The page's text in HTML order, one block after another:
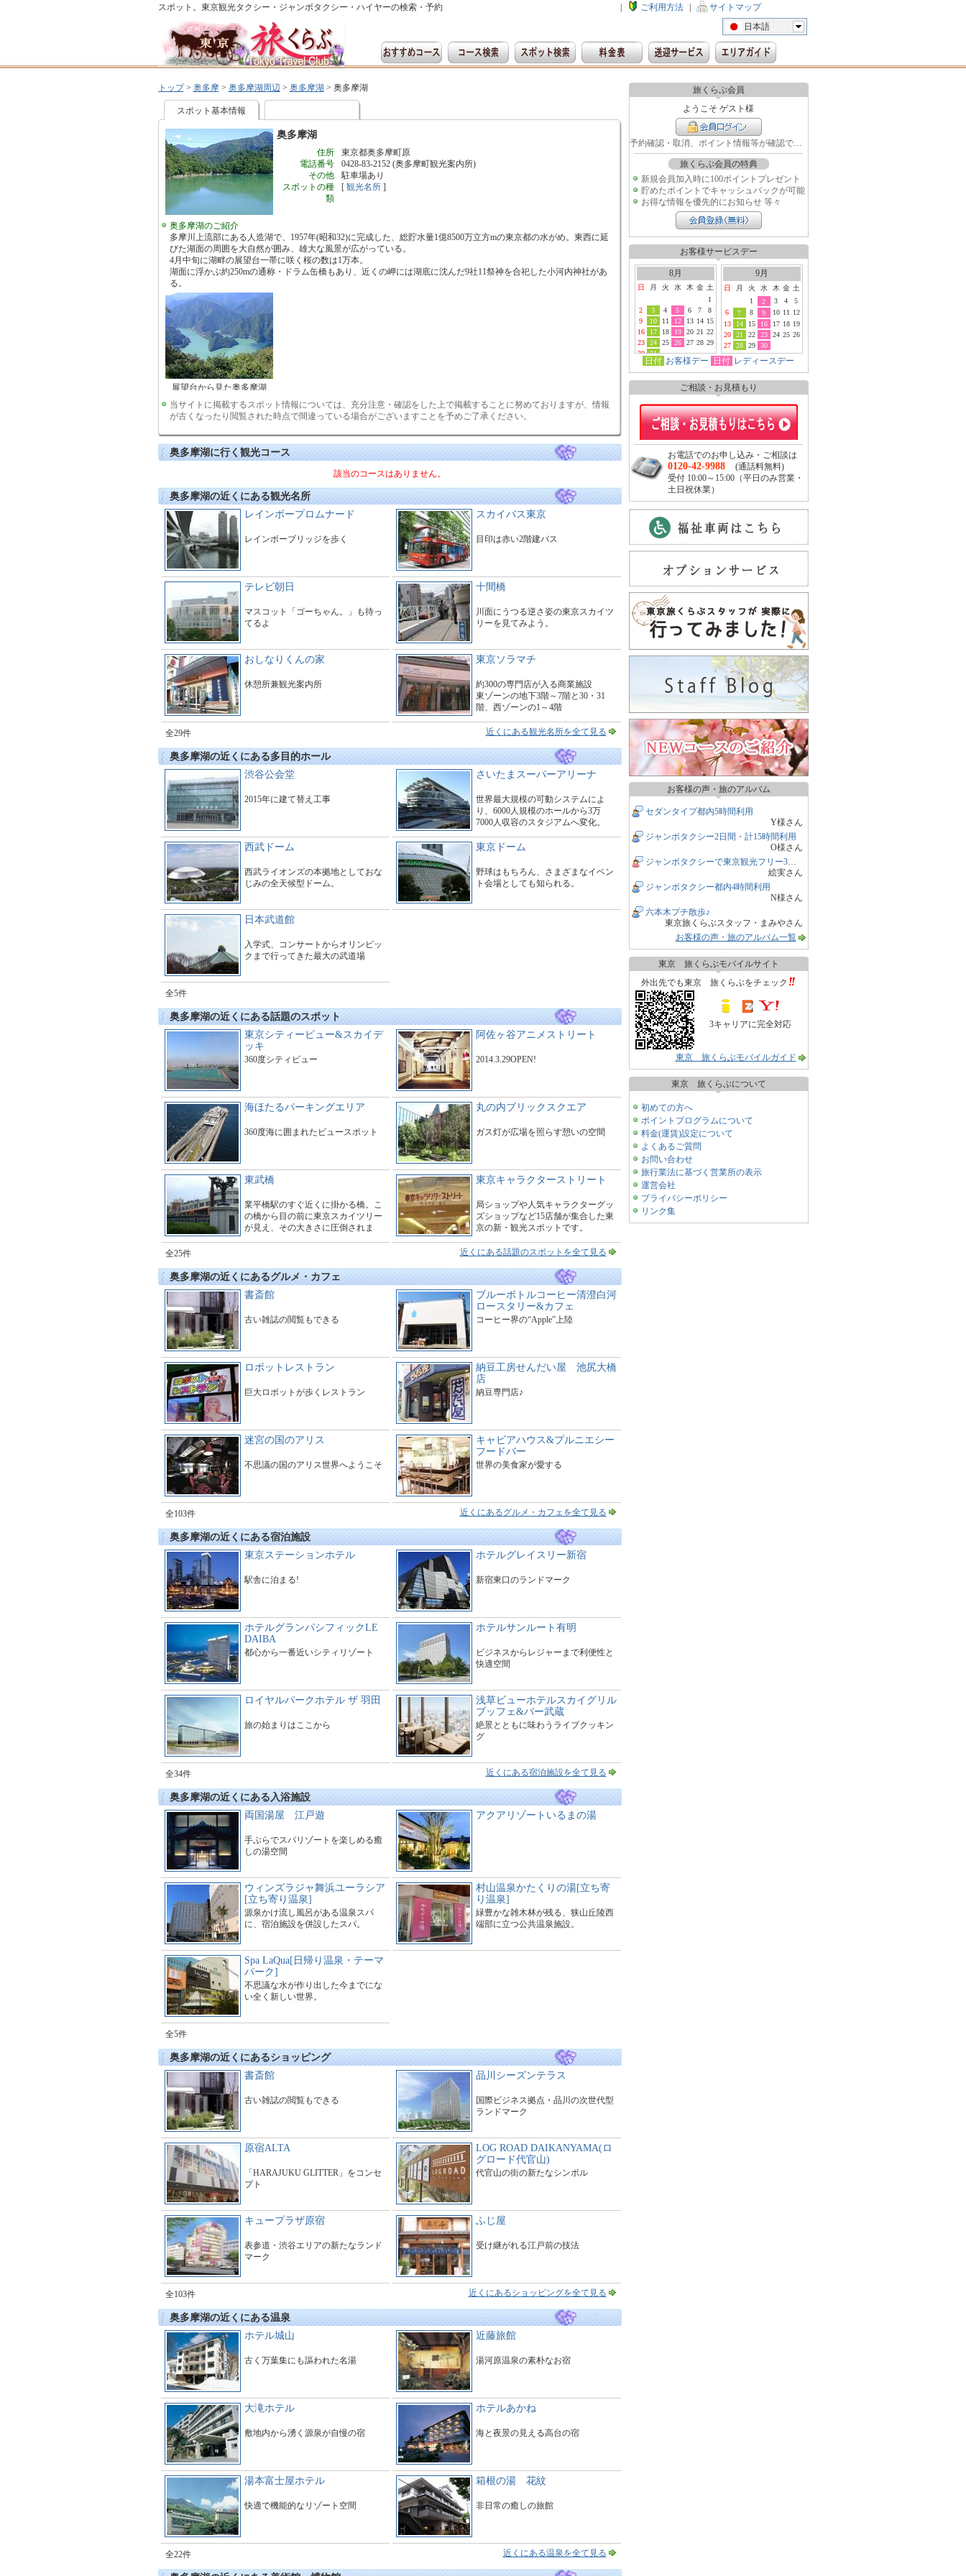
スポット。東京観光タクシー・ジャンボタクシー・ハイヤーの検索・予約 ご利用方法
サイトマップ
日本語
トップ> 奥多摩> 奥多摩湖周辺 > 奥多摩湖 > 奥多摩湖
スポット基本情報
奥多摩湖
住所
東京都奥多摩町原
電話番号
0428-83-2152 (奥多摩町観光案内所)
その他
駐車場あり
スポットの種
類
[ 観光名所]
奥多摩湖のご紹介
多摩川上流部にある人造湖で、1957年(昭和32)に完成した、総貯水量1億8500万立方mの東京都の水がめ。東西に延
びた湖面の周囲を大自然が囲み、雄大な風景が広がっている。
4月中旬に湖畔の展望台一帯に咲く桜の数は1万本。
湖面に浮かぶ約250mの通称・ドラム缶橋もあり、近くの岬には湖底に沈んだ9社11祭神を合祀した小河内神社があ
る。
展望台から見た奥多摩湖
当サイトに掲載するスポット情報については、充分注意・確認をした上で掲載することに努めておりますが、情報
が古くなったり閲覧された時点で間違っている場合がございますことを予めご了承ください。
奥多摩湖に行く観光コース
該当のコースはありません。
奥多摩湖の近くにある観光名所
レインボープロムナード
レインボーブリッジを歩く
スカイバス東京
目印は赤い2階建バス
テレビ朝日
マスコット「ゴーちゃん。」も待っ
てるよ
十間橋
川面にうつる逆さ姿の東京スカイツ
リーを見てみよう。
おしなりくんの家
休憩所兼観光案内所
東京ソラマチ
約300の専門店が入る商業施設
東ゾーンの地下3階～7階と30・31
階、西ゾーンの1～4階
設。
全29件 近くにある観光名所を全て見る
奥多摩湖の近くにある多目的ホール
渋谷公会堂
2015年に建て替え工事
さいたまスーパーアリーナ
世界最大規模の可動システムによ
り、6000人規模のホールから3万
7000人収容のスタジアムへ変化。
西武ドーム
西武ライオンズの本拠地としておな
じみの全天候型ドーム。
東京ドーム
野球はもちろん、さまざまなイベン
ト会場としても知られる。
日本武道館
入学式、コンサートからオリンピッ
クまで行ってきた最大の武道場
全5件
奥多摩湖の近くにある話題のスポット
東京シティービュー&スカイデ
ッキ
360度シティビュー
阿佐ヶ谷アニメストリート
2014.3.29OPEN!
海ほたるパーキングエリア
360度海に囲まれたビュースポット
丸の内ブリックスクエア
ガス灯が広場を照らす憩いの空間
東武橋
業平橋駅のすぐ近くに掛かる橋。こ
の橋から目の前に東京スカイツリー
が見え、その大きさに圧倒されま
東京キャラクターストリート
局ショップや人気キャラクターグッ
ズショップなど15店舗が集合した東
京の新・観光スポットです。
全25件 近くにある話題のスポットを全て見る
奥多摩湖の近くにあるグルメ・カフェ
書斎館
古い雑誌の閲覧もできる
ブルーボトルコーヒー清澄白河
ロースタリー&カフェ
コーヒー界の“Apple”上陸
ロボットレストラン
巨大ロボットが歩くレストラン
納豆工房せんだい屋 池尻大橋
店
納豆専門店♪
迷宮の国のアリス
不思議の国のアリス世界へようこそ
キャビアハウス&プルニエシー
フードバー
世界の美食家が愛する
全103件 近くにあるグルメ・カフェを全て見る
奥多摩湖の近くにある宿泊施設
東京ステーションホテル
駅舎に泊まる!
ホテルグレイスリー新宿
新宿東口のランドマーク
ホテルグランパシフィックLE
DAIBA
都心から一番近いシティリゾート
ホテルサンルート有明
ビジネスからレジャーまで利便性と
快適空間
ロイヤルパークホテル ザ 羽田
旅の始まりはここから
浅草ビューホテルスカイグリル
ブッフェ&バー武蔵
絶景とともに味わうライブクッキン
グ
全34件 近くにある宿泊施設を全て見る
奥多摩湖の近くにある入浴施設
両国湯屋 江戸遊
手ぶらでスパリゾートを楽しめる癒
しの湯空間
アクアリゾートいるまの湯
ウィンズラジャ舞浜ユーラシア
[立ち寄り温泉]
源泉かけ流し風呂がある温泉スパ
に、宿泊施設を併設したスパ。
村山温泉かたくりの湯[立ち寄
り温泉]
緑豊かな雑木林が残る、狭山丘陵西
端部に立つ公共温泉施設。
Spa LaQua[日帰り温泉・テーマ
パーク]
不思議な水が作り出した今までにな
い全く新しい世界。
全5件
奥多摩湖の近くにあるショッピング
書斎館
古い雑誌の閲覧もできる
品川シーズンテラス
国際ビジネス拠点・品川の次世代型
ランドマーク
原宿ALTA
「HARAJUKU GLITTER」をコンセ
プト
LOG ROAD DAIKANYAMA(ロ
グロード代官山)
代官山の街の新たなシンボル
キュープラザ原宿
表参道・渋谷エリアの新たなランド
マーク
ふじ屋
受け継がれる江戸前の技法
全103件 近くにあるショッピングを全て見る
奥多摩湖の近くにある温泉
ホテル城山
古く万葉集にも謳われた名湯
近藤旅館
湯河原温泉の素朴なお宿
大滝ホテル
敷地内から湧く源泉が自慢の宿
ホテルあかね
海と夜景の見える高台の宿
湯本富士屋ホテル
快適で機能的なリゾート空間
箱根の湯 花紋
非日常の癒しの旅館
全22件 近くにある温泉を全て見る
旅くらぶ会員
ようこそ ゲスト様
予約確認・取消、ポイント情報等が確認できます
旅くらぶ会員の特典
新規会員加入時に100ポイントプレゼント
貯めたポイントでキャッシュバックが可能
お得な情報を優先的にお知らせ 等々
お客様サービスデー
8月
日 月 火 水 木 金 土
1
2
3 4 5 6 7
8
9
10 11 12 13 14 15
16
17 18 19 20 21 22
23
24 25 26 27 28 29
30
31
9月
日 月 火 水 木 金 土
1
2 3 4
5
6
7 8 9 10 11
12
13
14 15 16 17 18 19
20
21 22 23 24 25 26
27
28 29 30
日付 お客様デー 日付 レディースデー
ご相談・お見積もり
お電話でのお申し込み・ご相談は
0120-42-9988 (通話料無料)
受付 10:00～15:00（平日のみ営業・
土日祝休業）
お客様の声・旅のアルバム
セダンタイプ都内5時間利用
Y様さん
ジャンボタクシー2日間・計15時間利用
O様さん
ジャンボタクシーで東京観光フリー3時間
絵実さん
ジャンボタクシー都内4時間利用
N様さん
六本木プチ散歩♪
東京旅くらぶスタッフ・まみやさん
お客様の声・旅のアルバム一覧
東京 旅くらぶモバイルサイト
外出先でも東京 旅くらぶをチェック
3キャリアに完全対応
東京 旅くらぶモバイルガイド
東京 旅くらぶについて
初めての方へ
ポイントプログラムについて
料金(運賃)設定について
よくあるご質問
お問い合わせ
旅行業法に基づく営業所の表示
運営会社
プライバシーポリシー
リンク集